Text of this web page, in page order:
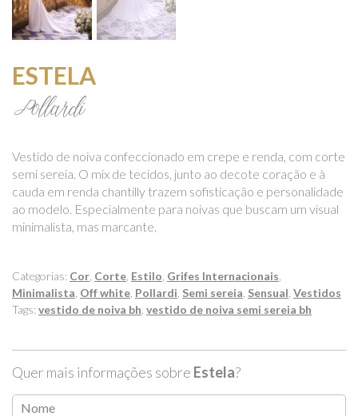
ESTELA
Pollardi
Vestido de noiva confeccionado em crepe e renda, com corte
semi sereia. O mix de tecidos, junto ao decote coração e à
cauda em renda chantilly trazem sofisticação e personalidade
ao modelo. Especialmente para noivas que buscam um visual
minimalista, mas marcante.
Categorias: Cor Corte Estilo Grifes Internacionais
Minimalista Off white Pollardi Semi sereia Sensual Vestidos
Tags:vestido de noiva bh vestido de noiva semi sereia bh
Quer mais informações sobre Estela?